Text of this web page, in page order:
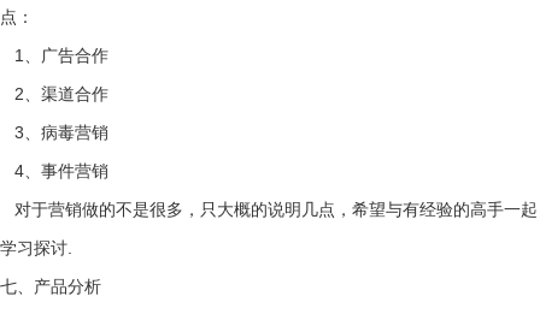
点：
1、广告合作
2、渠道合作
3、病毒营销
4、事件营销
对于营销做的不是很多，只大概的说明几点，希望与有经验的高手一起
学习探讨.
七、产品分析